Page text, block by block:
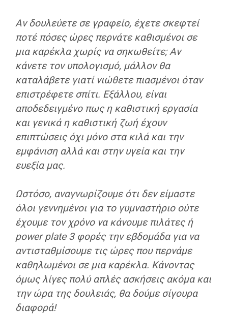
Αν δουλεύετε σε γραφείο, έχετε σκεφτεί
ποτέ πόσες ώρες περνάτε καθισμένοι σε
μια καρέκλα χωρίς να σηκωθείτε; Αν
κάνετε τον υπολογισμό, μάλλον θα
καταλάβετε γιατί νιώθετε πιασμένοι όταν
επιστρέφετε σπίτι. Εξάλλου, είναι
αποδεδειγμένο πως η καθιστική εργασία
και γενικά η καθιστική ζωή έχουν
επιπτώσεις όχι μόνο στα κιλά και την
εμφάνιση αλλά και στην υγεία και την
ευεξία μας.
Ωστόσο, αναγνωρίζουμε ότι δεν είμαστε
όλοι γεννημένοι για το γυμναστήριο ούτε
έχουμε τον χρόνο να κάνουμε πιλάτες ή
power plate 3 φορές την εβδομάδα για να
αντισταθμίσουμε τις ώρες που περνάμε
καθηλωμένοι σε μια καρέκλα. Κάνοντας
όμως λίγες πολύ απλές ασκήσεις ακόμα και
την ώρα της δουλειάς, θα δούμε σίγουρα
διαφορά!